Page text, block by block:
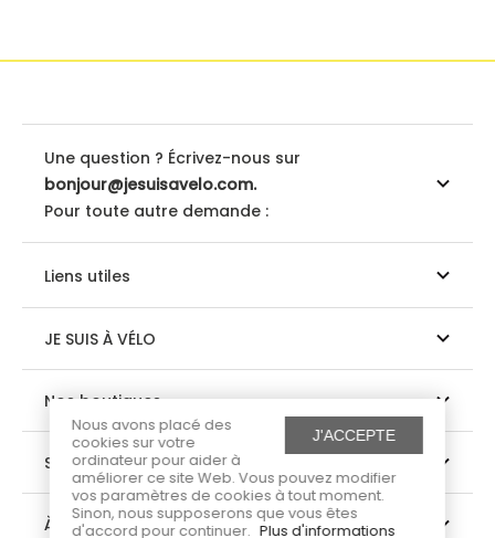
J'ACCEPTE
Nous avons placé des
cookies sur votre
ordinateur pour aider à
améliorer ce site Web. Vous pouvez modifier
vos paramètres de cookies à tout moment.
Sinon, nous supposerons que vous êtes
d'accord pour continuer. Plus d'informations
Une question ? Écrivez-nous sur
bonjour@jesuisavelo.com.
Pour toute autre demande :
Liens utiles
JE SUIS À VÉLO
Nos boutiques
Suivez-nous
À propos